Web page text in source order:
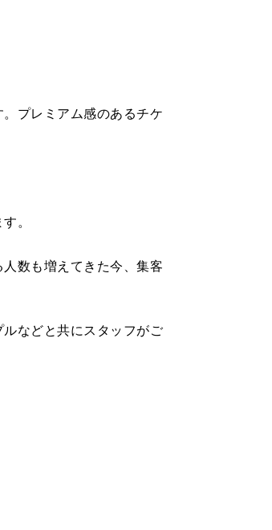
プレミアム感のあるチケ
。
数も増えてきた今、集客
などと共にスタッフがご